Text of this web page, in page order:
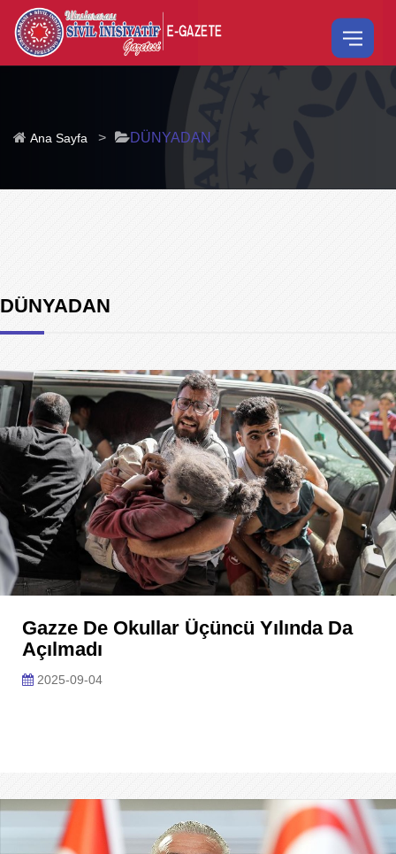
Ana Sayfa > DÜNYADAN
DÜNYADAN
Gazze De Okullar Üçüncü Yılında Da
Açılmadı
2025-09-04